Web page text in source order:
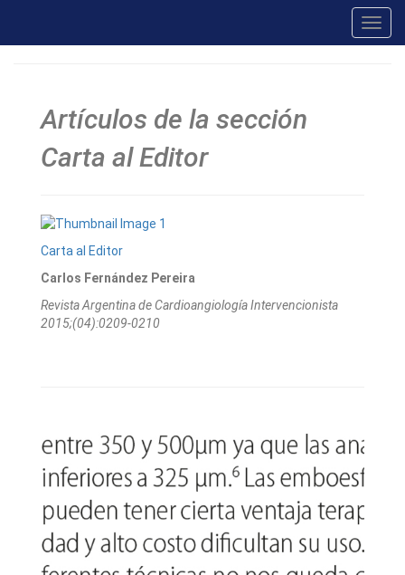
Artículos de la sección
Carta al Editor
Carta al Editor
Carlos Fernández Pereira
Revista Argentina de Cardioangiologí­a Intervencionista
2015;(04):0209-0210